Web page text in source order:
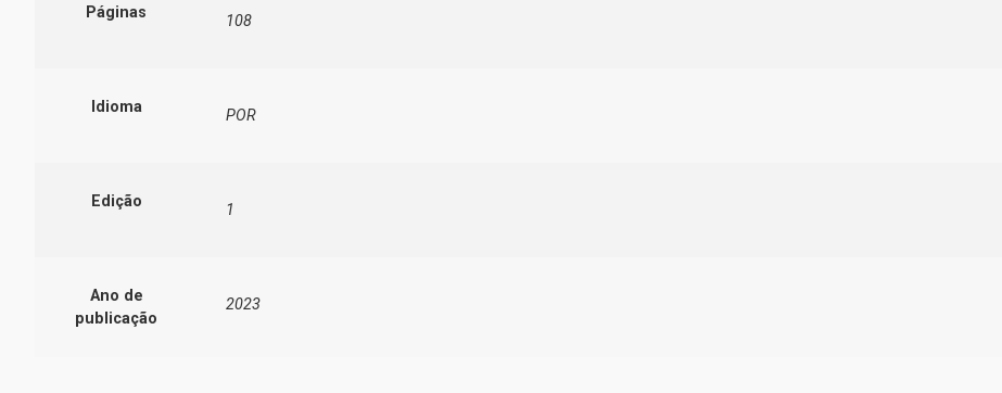
Páginas 108
Idioma POR
Edição 1
Ano de
publicação
2023